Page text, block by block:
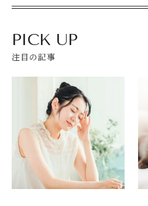
PICK UP
注目の記事